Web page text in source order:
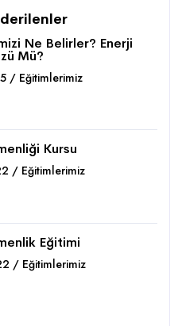
Ne Belirler? Enerji
Mü?
/ Eğitimlerimiz
Kursu
/ Eğitimlerimiz
Eğitimi
/ Eğitimlerimiz